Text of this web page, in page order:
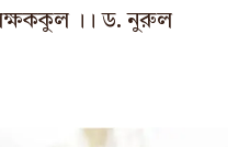
শিক্ষককুল ।। ড. নুরুল